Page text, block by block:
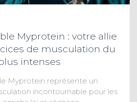
Myprotein : votre allie
de musculation du
intenses
Myprotein représente un
incontournable pour les